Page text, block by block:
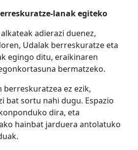
lanak egiteko
adierazi duenez,
Udalak berreskuratze eta
egingo ditu, eraikinaren
bermatzeko.
berreskuratzea ez ezik,
bat sortu nahi dugu. Espazio
dira, eta
hainbat jarduera antolatuko